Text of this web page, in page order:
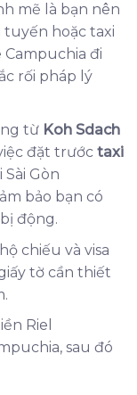
mẽ là bạn nên
hoặc taxi
Campuchia đi
rối pháp lý
từ Koh Sdach
đặt trước taxi
Gòn
bảo bạn có
động.
chiếu và visa
tờ cần thiết
Riel
sau đó